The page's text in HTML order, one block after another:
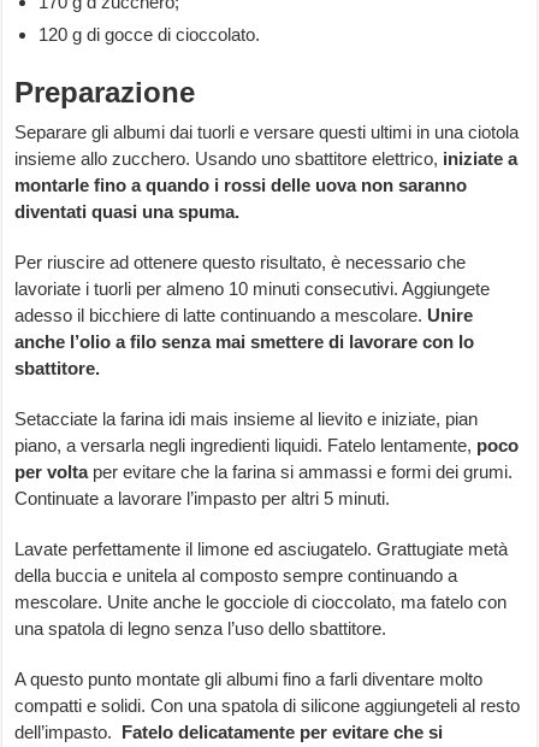
120 g di gocce di cioccolato.
Preparazione
Separare gli albumi dai tuorli e versare questi ultimi in una ciotola
insieme allo zucchero. Usando uno sbattitore elettrico, iniziate a
montarle fino a quando i rossi delle uova non saranno
diventati quasi una spuma.
Per riuscire ad ottenere questo risultato, è necessario che
lavoriate i tuorli per almeno 10 minuti consecutivi. Aggiungete
adesso il bicchiere di latte continuando a mescolare. Unire
anche l’olio a filo senza mai smettere di lavorare con lo
sbattitore.
Setacciate la farina idi mais insieme al lievito e iniziate, pian
piano, a versarla negli ingredienti liquidi. Fatelo lentamente, poco
per voltaper evitare che la farina si ammassi e formi dei grumi.
Continuate a lavorare l’impasto per altri 5 minuti.
Lavate perfettamente il limone ed asciugatelo. Grattugiate metà
della buccia e unitela al composto sempre continuando a
mescolare. Unite anche le gocciole di cioccolato, ma fatelo con
una spatola di legno senza l’uso dello sbattitore.
A questo punto montate gli albumi fino a farli diventare molto
compatti e solidi. Con una spatola di silicone aggiungeteli al resto
dell’impasto. Fatelo delicatamente per evitare che si